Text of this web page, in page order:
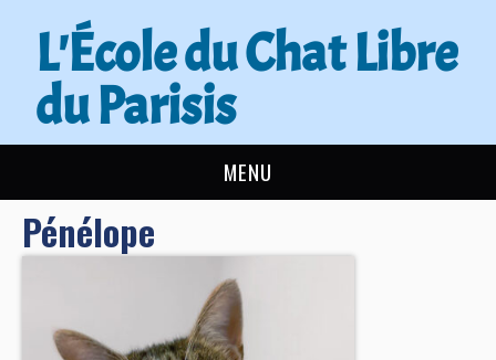
L'École du Chat Libre
du Parisis
MENU
L’ÉCOLE DU CHAT
ADOPTER
Pénélope